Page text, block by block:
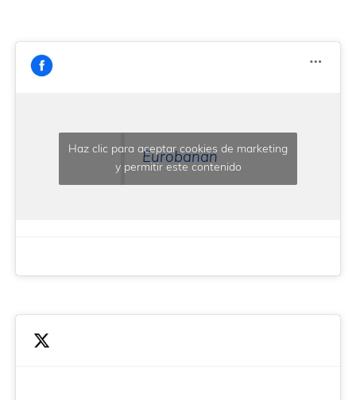
Eurobanan
Haz clic para aceptar cookies de marketing
y permitir este contenido